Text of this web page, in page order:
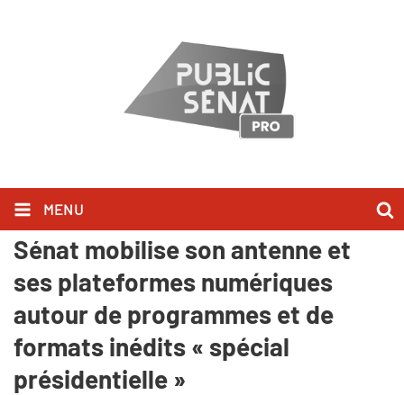
MENU
Présidentielle 2022 : Public
Sénat mobilise son antenne et
ses plateformes numériques
autour de programmes et de
formats inédits « spécial
présidentielle »